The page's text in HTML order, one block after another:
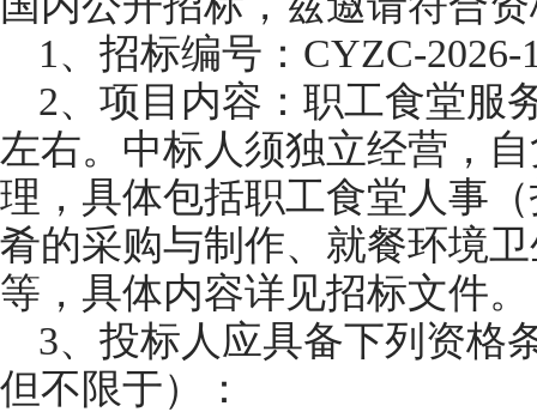
1、招标编号：CYZC-2026-
2、项目内容：职工食堂服
左右。中标人须独立经营，
理，具体包括职工食堂人事
肴的采购与制作、就餐环境
等，具体内容详见招标文件。
3、投标人应具备下列资格
但不限于）：